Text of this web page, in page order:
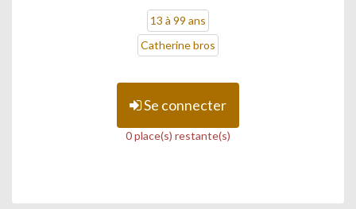
13 à 99 ans
Catherine bros
Se connecter
0 place(s) restante(s)